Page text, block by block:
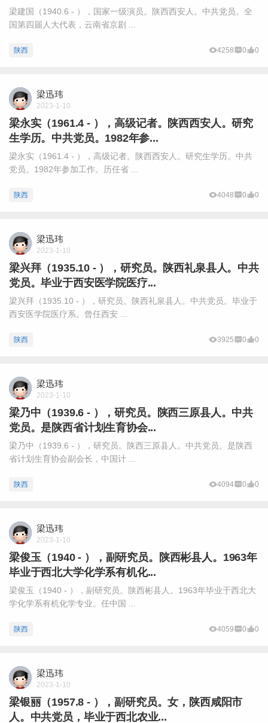
梁建国（1940.6 - ），国家一级演员。陕西西安人。中共党员。全
国第四届人大代表，云南省京剧 ...
陕西 4258 0 0
梁迅玮
2023-1-10
梁永实（1961.4 - ），高级记者。陕西西安人。研究
生学历。中共党员。1982年参...
梁永实（1961.4 - ），高级记者。陕西西安人。研究生学历。中共
党员。1982年参加工作。历任省 ...
陕西 4048 0 0
梁迅玮
2023-1-10
梁兴拜（1935.10 - ），研究员。陕西礼泉县人。中共
党员。毕业于西安医学院医疗...
梁兴拜（1935.10 - ），研究员。陕西礼泉县人。中共党员。毕业于
西安医学院医疗系。曾任西安 ...
陕西 3925 0 0
梁迅玮
2023-1-10
梁乃中（1939.6 - ），研究员。陕西三原县人。中共
党员。是陕西省计划生育协会...
梁乃中（1939.6 - ），研究员。陕西三原县人。中共党员。是陕西
省计划生育协会副会长，中国计 ...
陕西 4094 0 0
梁迅玮
2023-1-10
梁俊玉（1940 - ），副研究员。陕西彬县人。1963年
毕业于西北大学化学系有机化...
梁俊玉（1940 - ），副研究员。陕西彬县人。1963年毕业于西北大
学化学系有机化学专业。任中国 ...
陕西 4059 0 0
梁迅玮
2023-1-10
梁银丽（1957.8 - ），副研究员。女，陕西咸阳市
人。中共党员，毕业于西北农业...